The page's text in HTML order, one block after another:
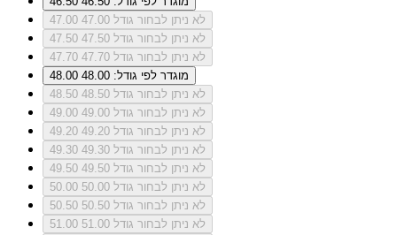
47.00
לא ניתן לבחור גודל 47.00
47.50
לא ניתן לבחור גודל 47.50
47.70
לא ניתן לבחור גודל 47.70
48.00
מוגדר לפי גודל: 48.00
48.50
לא ניתן לבחור גודל 48.50
49.00
לא ניתן לבחור גודל 49.00
49.20
לא ניתן לבחור גודל 49.20
49.30
לא ניתן לבחור גודל 49.30
49.50
לא ניתן לבחור גודל 49.50
50.00
לא ניתן לבחור גודל 50.00
50.50
לא ניתן לבחור גודל 50.50
51.00
לא ניתן לבחור גודל 51.00